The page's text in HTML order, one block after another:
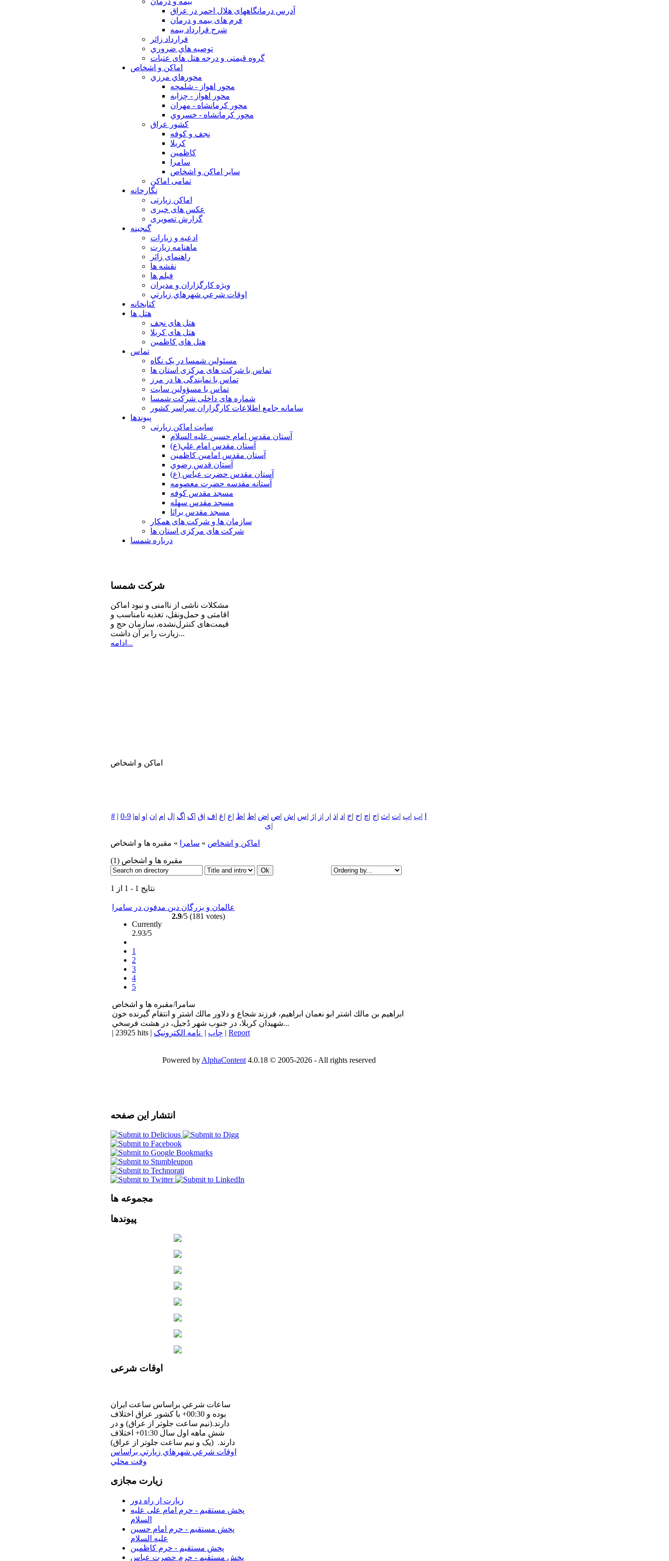
آدرس درمانگاههای هلال احمر در عراق
فرم های بیمه و درمان
شرح قرارداد بیمه
قرارداد زائر
توصيه هاي ضروري
گروه قیمتی و درجه هتل های عتبات
اماکن و اشخاص
محورهاي مرزي
محور اهواز - شلمچه
محور اهواز - چزابه
محور كرمانشاه - مهران
محور كرمانشاه - خسروي
كشور عراق
نجف و كوفه
كربلا
كاظمين
سامرا
ساير اماكن و اشخاص
تمامی اماکن
نگارخانه
اماکن زیارتی
عکس های خبری
گزارش تصویری
گنجینه
ادعیه و زیارات
ماهنامه زیارت
راهنمای زائر
نقشه ها
فیلم ها
ويژه كارگزاران و مديران
اوقات شرعي شهرهاي زيارتي
کتابخانه
هتل ها
هتل های نجف
هتل های کربلا
هتل های کاظمین
تماس
مسئولین شمسا در یک نگاه
تماس با شرکت های مرکزی استان ها
تماس با نمایندگی ها در مرز
تماس با مسؤولین سایت
شماره های داخلی شرکت شمسا
سامانه جامع اطلاعات کارگزاران سراسر کشور
پیوندها
سایت اماکن زیارتی
آستان مقدس امام حسين عليه السلام
آستان مقدس امام علي(ع)
آستان مقدس امامين كاظمين
آستان قدس رضوي
آستان مقدس حضرت عباس (ع)
آستانه مقدسه حضرت معصومه
مسجد مقدس كوفه
مسجد مقدس سهله
مسجد مقدس براثا
سازمان ها و شرکت های همکار
شرکت های مرکزی استان ها
درباره شمسا
شرکت شمسا
مشكلات ناشی از ناامنی و نبود اماكن
اقامتی و حمل‌ونقل، تغذیه‌ نامناسب و
قیمت‌های كنترل‌نشده، سازمان حج و
زیارت را بر آن داشت...
ادامه...
اماکن و اشخاص
# |0-9 | |ب |پ |ت |ث |ج |چ |ح |خ |د |ذ |ر |ز |ژ |س |ش |ص |ض |ط |ظ |ع |غ |ف |ق |ک |گ |ل |م |ن |و |ه
|ی
اماکن و اشخاص » سامرا » مقبره ها و اشخاص
مقبره ها و اشخاص (1)
نتایج 1 - 1 از 1
عالمان و بزرگان دين مدفون در سامرا
Currently
2.93/5
1
2
3
4
5
2.9/5 (181 votes)
سامرا/مقبره ها و اشخاص
ابراهيم بن مالك اشتر ابو نعمان ابراهيم، فرزند شجاع و دلاور مالك اشتر و انتقام گيرنده خون
شهيدان كربلا، در جنوب شهر دُجيل، در هشت فرسخي...
| 23925 hits | چاپ | نامه الکترونیک | Report
Powered by AlphaContent4.0.18 © 2005-2026 - All rights reserved
انتشار این صفحه
مجموعه ها
پیوندها
اوقات شرعی
ساعات شرعي براساس ساعت ايران
بوده و 00:30+ با كشور عراق اختلاف
دارند.(نيم ساعت جلوتر از عراق) و در
شش ماهه اول سال 01:30+ اختلاف
دارند. (یک و نیم ساعت جلوتر از عراق)
اوقات شرعي شهرهاي زيارتي براساس
وقت محلي
زیارت مجازی
زیارت از راه دور
پخش مستقیم - حرم امام علی علیه
السلام
پخش مستقیم - حرم امام حسین
علیه السلام
پخش مستقیم - حرم کاظمین
پخش مستقیم - حرم حضرت عباس